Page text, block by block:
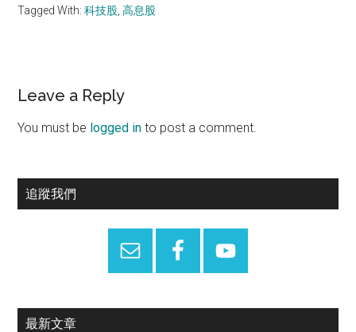
Tagged With:科技股 ,高息股
Reader
Interactions
Leave a Reply
You must be logged in to post a comment.
Primary
追蹤我們
最新文章